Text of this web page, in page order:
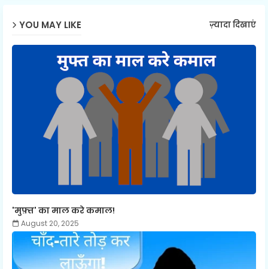
YOU MAY LIKE ज़्यादा दिखाएं
'मुफ़्त' का माल करे कमाल!
August 20, 2025